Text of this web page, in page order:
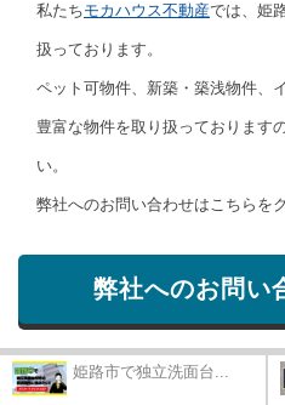
私たちモカハウス不動産では、姫
扱っております。
ペット可物件、新築・築浅物件、
豊富な物件を取り扱っております
い。
弊社へのお問い合わせはこちらを
弊社へのお問い
姫路市で独立洗面台...